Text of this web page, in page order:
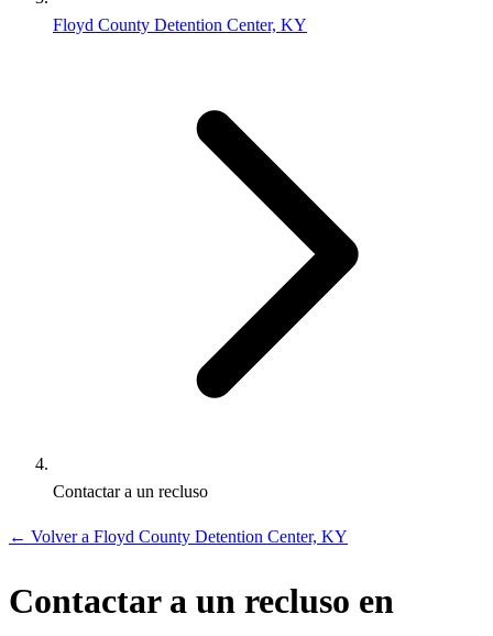
Floyd County Detention Center, KY
Contactar a un recluso
← Volver a Floyd County Detention Center, KY
Contactar a un recluso en